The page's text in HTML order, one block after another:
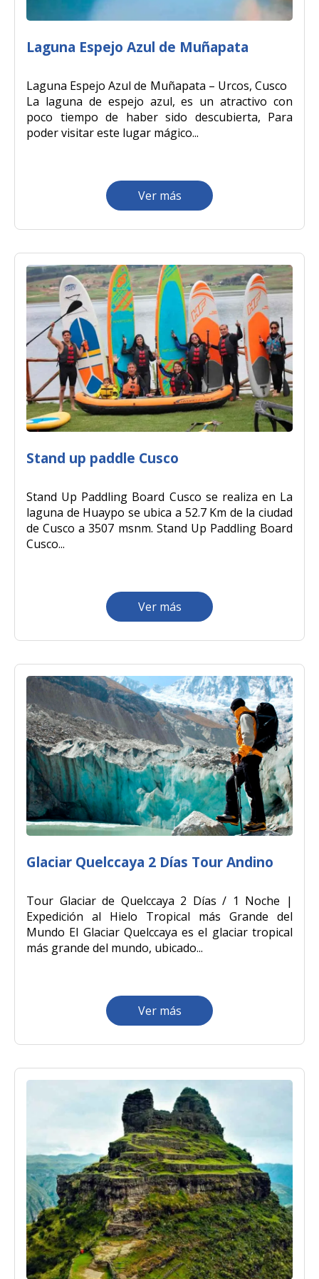
Laguna Espejo Azul de Muñapata
Laguna Espejo Azul de Muñapata – Urcos, Cusco
La laguna de espejo azul, es un atractivo con
poco tiempo de haber sido descubierta, Para
poder visitar este lugar mágico...
Ver más
Stand up paddle Cusco
Stand Up Paddling Board Cusco se realiza en La
laguna de Huaypo se ubica a 52.7 Km de la ciudad
de Cusco a 3507 msnm. Stand Up Paddling Board
Cusco...
Ver más
Glaciar Quelccaya 2 Días Tour Andino
Tour Glaciar de Quelccaya 2 Días / 1 Noche |
Expedición al Hielo Tropical más Grande del
Mundo El Glaciar Quelccaya es el glaciar tropical
más grande del mundo, ubicado...
Ver más